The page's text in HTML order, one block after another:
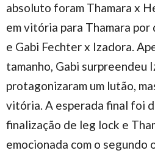
absoluto foram Thamara x
em vitória para Thamara
e Gabi Fechter x Izadora.
tamanho, Gabi surpreendeu
protagonizaram um lutão,
vitória. A esperada final foi
finalização de leg lock e
emocionada com o segundo